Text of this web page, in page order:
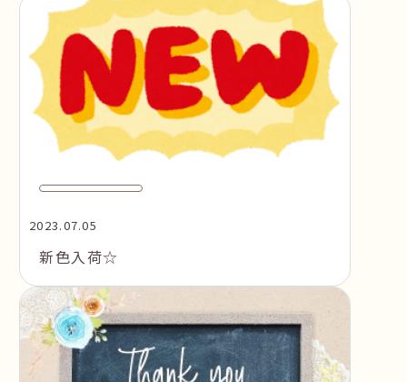
2023.07.05
新色入荷☆